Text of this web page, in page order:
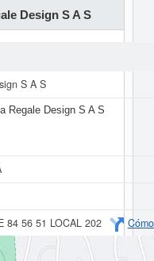
Design S A S
S A S
Regale Design S A S
84 56 51 LOCAL 202